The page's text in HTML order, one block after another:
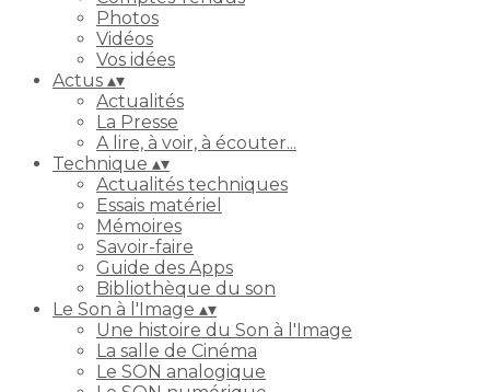
Photos
Vidéos
Vos idées
Actus ▴▾
Actualités
La Presse
A lire, à voir, à écouter...
Technique ▴▾
Actualités techniques
Essais matériel
Mémoires
Savoir-faire
Guide des Apps
Bibliothèque du son
Le Son à l'Image ▴▾
Une histoire du Son à l'Image
La salle de Cinéma
Le SON analogique